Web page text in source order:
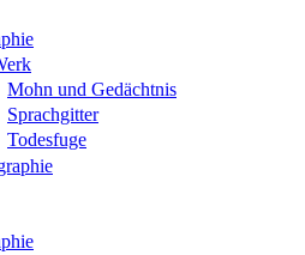
Mohn und Gedächtnis
Sprachgitter
Todesfuge